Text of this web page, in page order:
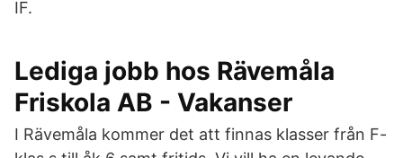
IF.
Lediga jobb hos Rävemåla
Friskola AB - Vakanser
I Rävemåla kommer det att finnas klasser från F-